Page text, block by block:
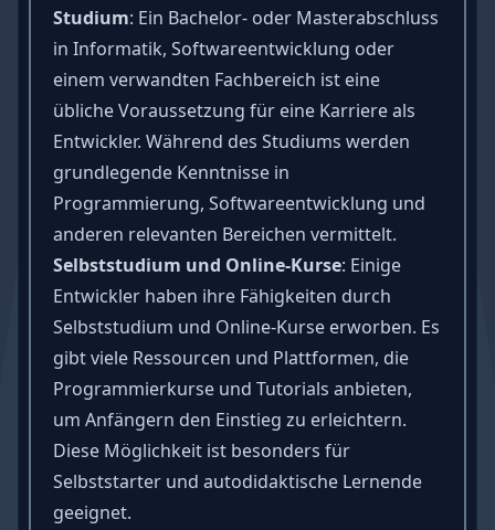
Studium: Ein Bachelor- oder Masterabschluss
in Informatik, Softwareentwicklung oder
einem verwandten Fachbereich ist eine
übliche Voraussetzung für eine Karriere als
Entwickler. Während des Studiums werden
grundlegende Kenntnisse in
Programmierung, Softwareentwicklung und
anderen relevanten Bereichen vermittelt.
Selbststudium und Online-Kurse: Einige
Entwickler haben ihre Fähigkeiten durch
Selbststudium und Online-Kurse erworben. Es
gibt viele Ressourcen und Plattformen, die
Programmierkurse und Tutorials anbieten,
um Anfängern den Einstieg zu erleichtern.
Diese Möglichkeit ist besonders für
Selbststarter und autodidaktische Lernende
geeignet.